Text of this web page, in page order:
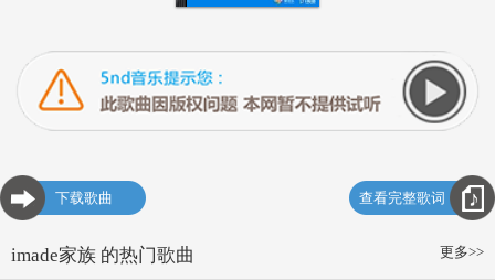
下载歌曲 查看完整歌词
更多>>
imade家族 的热门歌曲